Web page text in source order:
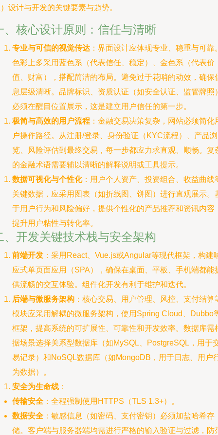
设计与开发的关键要素与趋势。
、核心设计原则：信任与清晰
专业与可信的视觉传达 ：界面设计应体现专业、稳重与可靠
色彩上多采用蓝色系（代表信任、稳定）、金色系（代表价
值、财富），搭配简洁的布局。避免过于花哨的动效，确保
息层级清晰。品牌标识、资质认证（如安全认证、监管牌照
必须在醒目位置展示，这是建立用户信任的第一步。
极简与高效的用户流程 ：金融交易决策复杂，网站必须简化
户操作路径。从注册/登录、身份验证（KYC流程）、产品浏
览、风险评估到最终交易，每一步都应力求直观、顺畅。复
的金融术语需要辅以清晰的解释说明或工具提示。
数据可视化与个性化：用户个人资产、投资组合、收益曲线
关键数据，应采用图表（如折线图、饼图）进行直观展示。
于用户行为和风险偏好，提供个性化的产品推荐和资讯内容
提升用户粘性与转化率。
、开发关键技术栈与安全架构
前端开发 ：采用React、Vue.js或Angular等现代框架，构建
应式单页面应用（SPA），确保在桌面、平板、手机端都能
供流畅的交互体验。组件化开发有利于维护和迭代。
后端与微服务架构 ：核心交易、用户管理、风控、支付结算
模块应采用解耦的微服务架构，使用Spring Cloud、Dubbo
框架，提高系统的可扩展性、可靠性和开发效率。数据库需
据场景选择关系型数据库（如MySQL、PostgreSQL，用于
易记录）和NoSQL数据库（如MongoDB，用于日志、用户
为数据）。
安全为生命线 ：
传输安全 ：全程强制使用HTTPS（TLS 1.3+）。
数据安全 ：敏感信息（如密码、支付密钥）必须加盐哈希存
储。客户端与服务器端均需进行严格的输入验证与过滤，防